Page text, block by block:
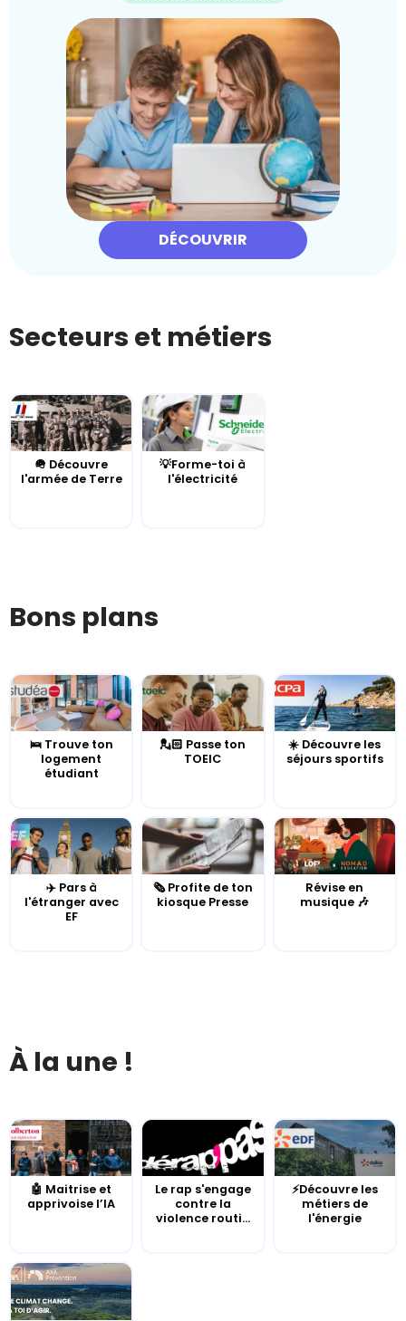
DÉCOUVRIR
Secteurs et métiers
🪖 Découvre
l'armée de Terre
💡Forme-toi à
l'électricité
Bons plans
🛌 Trouve ton
logement
étudiant
💂🏻 Passe ton
TOEIC
☀️ Découvre les
séjours sportifs
✈️ Pars à
l'étranger avec
EF
🗞️ Profite de ton
kiosque Presse
Révise en
musique 🎶
À la une !
🤖 Maitrise et
apprivoise l’IA
Le rap s'engage
contre la
violence routi...
⚡Découvre les
métiers de
l'énergie